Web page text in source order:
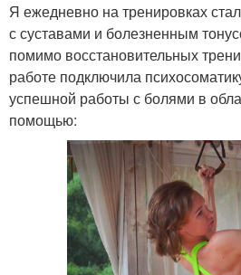
Я ежедневно на тренировках
с суставами и болезненным
помимо восстановительных
работе подключила
успешной работы с болями в
помощью: